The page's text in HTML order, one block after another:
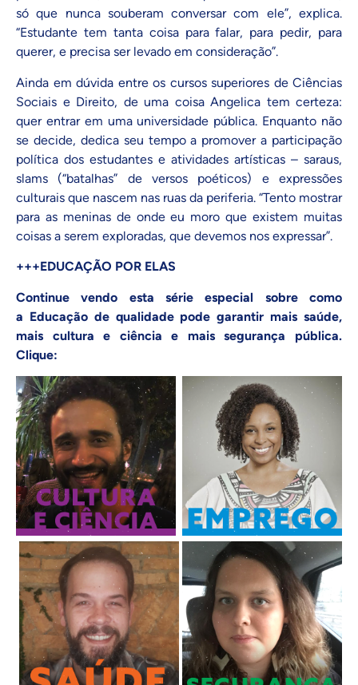
só que nunca souberam conversar com ele”, explica.
“Estudante tem tanta coisa para falar, para pedir, para
querer, e precisa ser levado em consideração”.
Ainda em dúvida entre os cursos superiores de Ciências
Sociais e Direito, de uma coisa Angelica tem certeza:
quer entrar em uma universidade pública. Enquanto não
se decide, dedica seu tempo a promover a participação
política dos estudantes e atividades artísticas – saraus,
slams (“batalhas” de versos poéticos) e expressões
culturais que nascem nas ruas da periferia. “Tento mostrar
para as meninas de onde eu moro que existem muitas
coisas a serem exploradas, que devemos nos expressar”.
+++EDUCAÇÃO POR ELAS
Continue vendo esta série especial sobre como
a Educação de qualidadepode garantir mais saúde,
mais cultura e ciência e mais segurança pública.
Clique: